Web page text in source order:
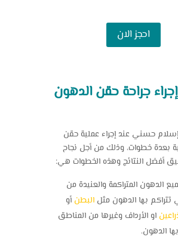
احجز الان
جراحة حقن الدهون
حسني عند إجراء عملية حقن
بعدة خطوات، وذلك من أجل نجاح
أفضل النتائج وهذه الخطوات هي:
الدهون المتراكمة والعنيدة من
تتراكم بها الدهون مثل البطن أو
او الأرداف وغيرها من المناطق
الدهون.